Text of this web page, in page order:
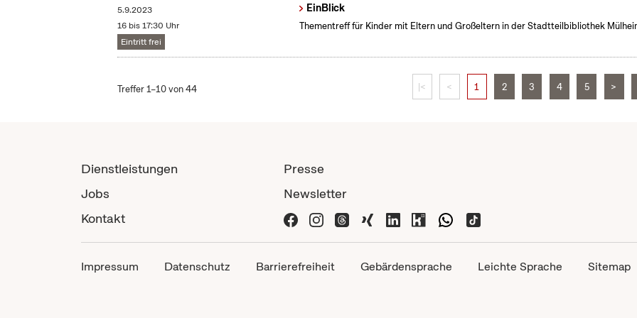
5.9.2023
16 bis 17:30 Uhr
Eintritt frei
EinBlick
Thementreff für Kinder mit Eltern und Großeltern in der Stadtteilbibliothek
Treffer 1–10 von 44 |< < 1 2 3 4 5 >
Dienstleistungen
Jobs
Kontakt
Presse
Newsletter
Impressum Datenschutz Barrierefreiheit Gebärdensprache Leichte Sprache Sitemap